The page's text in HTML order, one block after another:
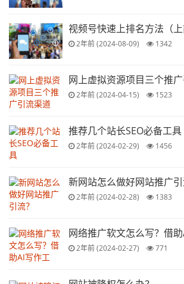
视频号快速上排名方法（上
2年前 (2024-08-09) 1342
网上虚拟资源项目三个推
2年前 (2024-04-15) 1523
推荐几个站长SEO必备工具
2年前 (2024-02-29) 1456
新网站怎么做好网站推广引
2年前 (2024-02-28) 1383
网络推广软文怎么写？借助
2年前 (2024-02-27) 771